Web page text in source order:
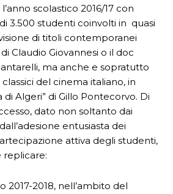
scolastico 2016/17 con
3.500 studenti coinvolti in quasi
di titoli contemporanei
Claudio Giovannesi o il doc
ma anche e sopratutto
del cinema italiano, in
Algeri” di Gillo Pontecorvo. Di
dato non soltanto dai
entusiasta dei
attiva degli studenti,
2017-2018, nell’ambito del